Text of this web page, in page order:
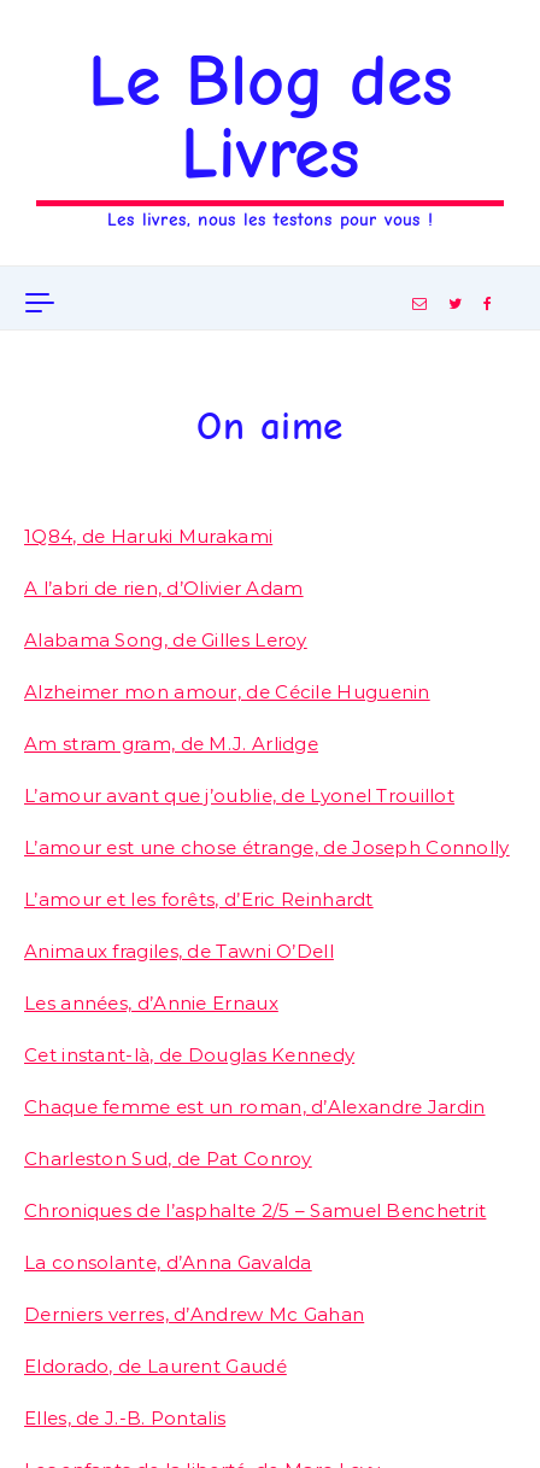
Le Blog des
Livres
Les livres, nous les testons pour vous !
On aime
1Q84, de Haruki Murakami
A l’abri de rien, d’Olivier Adam
Alabama Song, de Gilles Leroy
Alzheimer mon amour, de Cécile Huguenin
Am stram gram, de M.J. Arlidge
L’amour avant que j’oublie, de Lyonel Trouillot
L’amour est une chose étrange, de Joseph Connolly
L’amour et les forêts, d’Eric Reinhardt
Animaux fragiles, de Tawni O’Dell
Les années, d’Annie Ernaux
Cet instant-là, de Douglas Kennedy
Chaque femme est un roman, d’Alexandre Jardin
Charleston Sud, de Pat Conroy
Chroniques de l’asphalte 2/5 – Samuel Benchetrit
La consolante, d’Anna Gavalda
Derniers verres, d’Andrew Mc Gahan
Eldorado, de Laurent Gaudé
Elles, de J.-B. Pontalis